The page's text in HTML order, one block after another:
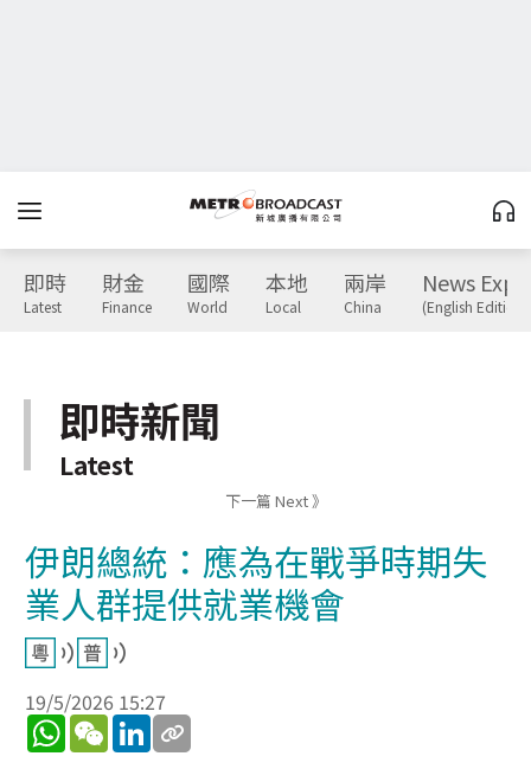
即時
Latest
財金
Finance
國際
World
本地
Local
兩岸
China
News
(English Edition)
即時新聞
Latest
下一篇 Next 》
伊朗總統：應為在戰爭時期失
業人群提供就業機會
19/5/2026 15:27
WhatsApp
WeChatLinkedIn